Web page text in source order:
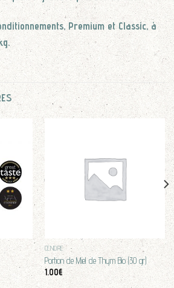
Premium et Classic, à
CENDRE
Portion de Miel de Thym Bio (30 gr)
1.00€